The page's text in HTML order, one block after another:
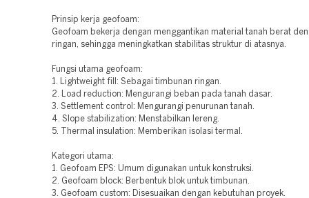
Prinsip kerja geofoam:
Geofoam bekerja dengan menggantikan material tanah berat
ringan, sehingga meningkatkan stabilitas struktur di atasnya.
Fungsi utama geofoam:
1. Lightweight fill: Sebagai timbunan ringan.
2. Load reduction: Mengurangi beban pada tanah dasar.
3. Settlement control: Mengurangi penurunan tanah.
4. Slope stabilization: Menstabilkan lereng.
5. Thermal insulation: Memberikan isolasi termal.
Kategori utama:
1. Geofoam EPS: Umum digunakan untuk konstruksi.
2. Geofoam block: Berbentuk blok untuk timbunan.
3. Geofoam custom: Disesuaikan dengan kebutuhan proyek.